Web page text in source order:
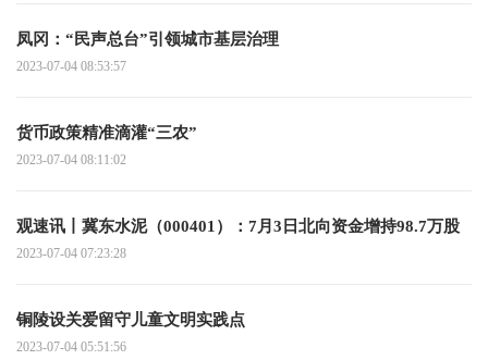
凤冈：“民声总台”引领城市基层治理
2023-07-04 08:53:57
货币政策精准滴灌“三农”
2023-07-04 08:11:02
观速讯丨冀东水泥（000401）：7月3日北向资金增持98.7万股
2023-07-04 07:23:28
铜陵设关爱留守儿童文明实践点
2023-07-04 05:51:56